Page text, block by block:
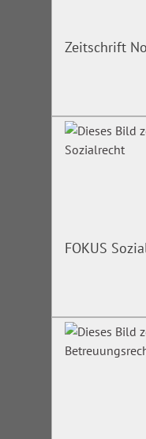
Zeitschrift
FOKUS